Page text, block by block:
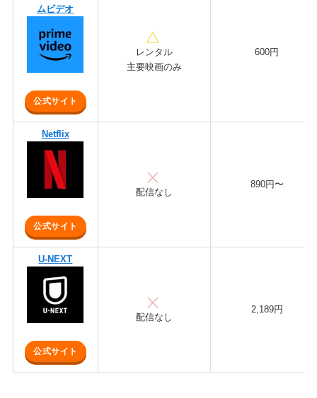
ムビデオ
公式サイト
レンタル
主要映画のみ
600円
Netflix
公式サイト
配信なし
890円〜
U-NEXT
公式サイト
配信なし
2,189円